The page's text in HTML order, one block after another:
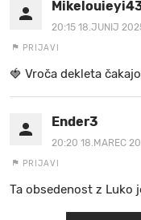
20:15 18.JUNIJ
PRIJAVI
🍓 V r o č a d e k l e t a ča
Ender3
20:20 18.MAREC
PRIJAVI
Ta obsedenost z Luko